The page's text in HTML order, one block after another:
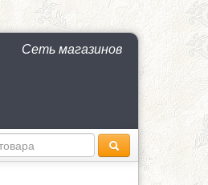
Сеть магазинов